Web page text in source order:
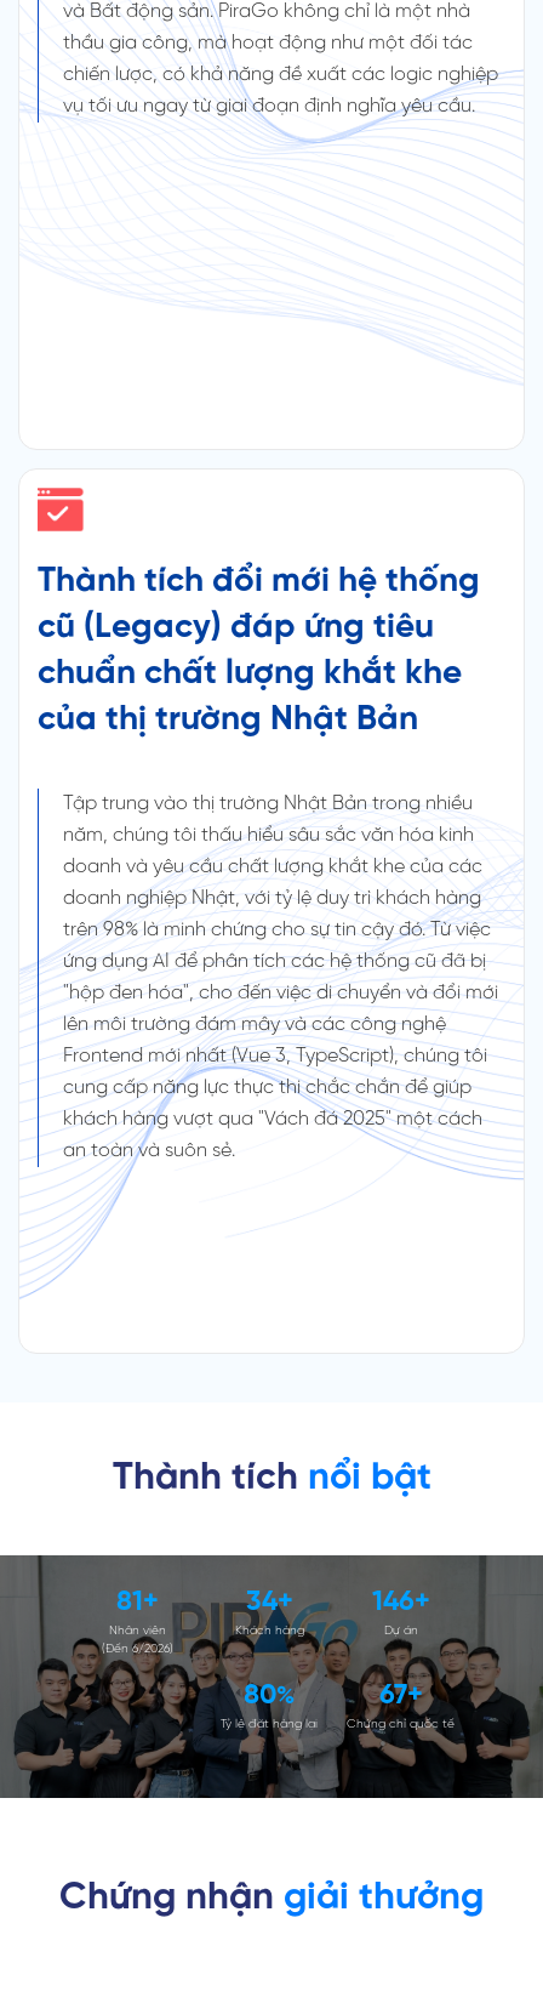
và Bất động sản. PiraGo không chỉ là một nhà
thầu gia công, mà hoạt động như một đối tác
chiến lược, có khả năng đề xuất các logic nghiệp
vụ tối ưu ngay từ giai đoạn định nghĩa yêu cầu.
Thành tích đổi mới hệ thống
cũ (Legacy) đáp ứng tiêu
chuẩn chất lượng khắt khe
của thị trường Nhật Bản
Tập trung vào thị trường Nhật Bản trong nhiều
năm, chúng tôi thấu hiểu sâu sắc văn hóa kinh
doanh và yêu cầu chất lượng khắt khe của các
doanh nghiệp Nhật, với tỷ lệ duy trì khách hàng
trên 98% là minh chứng cho sự tin cậy đó. Từ việc
ứng dụng AI để phân tích các hệ thống cũ đã bị
"hộp đen hóa", cho đến việc di chuyển và đổi mới
lên môi trường đám mây và các công nghệ
Frontend mới nhất (Vue 3, TypeScript), chúng tôi
cung cấp năng lực thực thi chắc chắn để giúp
khách hàng vượt qua "Vách đá 2025" một cách
an toàn và suôn sẻ.
Thành tích nổi bật
100+
Nhân viên
(Đến 6/2026)
41+
Khách hàng
180+
Dự án
98%
Tỷ lệ đặt hàng lại
82+
Chứng chỉ quốc tế
Chứng nhận giải thưởng